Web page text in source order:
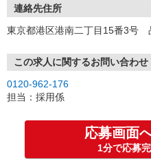
連絡先住所
東京都港区港南二丁目15番3号
この求人に関するお問い合わせ
0120-962-176
担当：採用係
応募画面
1分で応募